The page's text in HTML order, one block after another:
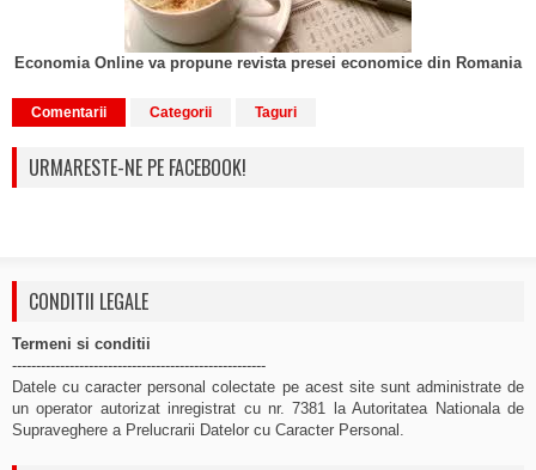
Economia Online va propune revista presei economice din Romania
Comentarii Categorii Taguri
URMARESTE-NE PE FACEBOOK!
CONDITII LEGALE
Termeni si conditii
-----------------------------------------------------
Datele cu caracter personal colectate pe acest site sunt administrate de
un operator autorizat inregistrat cu nr. 7381 la Autoritatea Nationala de
Supraveghere a Prelucrarii Datelor cu Caracter Personal.